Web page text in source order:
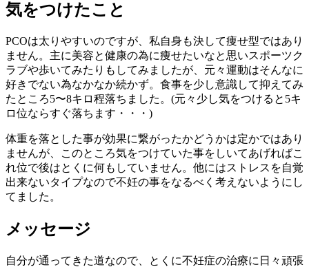
気をつけたこと
PCOは太りやすいのですが、私自身も決して痩せ型ではあり
ません。主に美容と健康の為に痩せたいなと思いスポーツク
ラブや歩いてみたりもしてみましたが、元々運動はそんなに
好きでない為なかなか続かず。食事を少し意識して抑えてみ
たところ5〜8キロ程落ちました。(元々少し気をつけると5キ
ロ位ならすぐ落ちます・・・)
体重を落とした事が効果に繋がったかどうかは定かではあり
ませんが、このところ気をつけていた事をしいてあげればこ
れ位で後はとくに何もしていません。他にはストレスを自覚
出来ないタイプなので不妊の事をなるべく考えないようにし
てました。
メッセージ
自分が通ってきた道なので、とくに不妊症の治療に日々頑張